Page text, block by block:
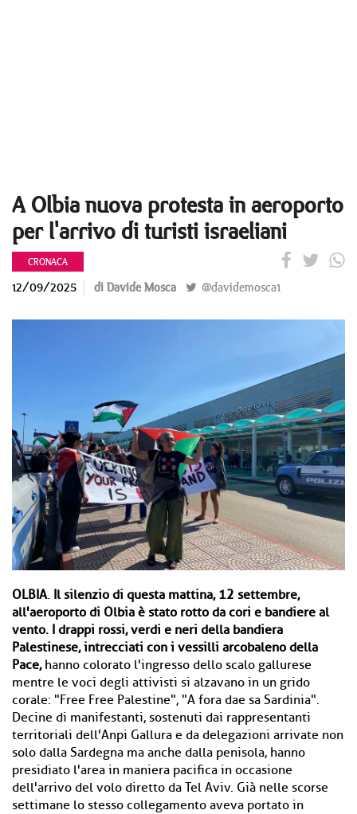
A Olbia nuova protesta in aeroporto
per l'arrivo di turisti israeliani
CRONACA
12/09/2025 di Davide Mosca @davidemosca1
OLBIA. Il silenzio di questa mattina, 12 settembre,
all'aeroporto di Olbia è stato rotto da cori e bandiere al
vento. I drappi rossi, verdi e neri della bandiera
Palestinese, intrecciati con i vessilli arcobaleno della
Pace, hanno colorato l'ingresso dello scalo gallurese
mentre le voci degli attivisti si alzavano in un grido
corale: "Free Free Palestine", "A fora dae sa Sardinia".
Decine di manifestanti, sostenuti dai rappresentanti
territoriali dell'Anpi Gallura e da delegazioni arrivate non
solo dalla Sardegna ma anche dalla penisola, hanno
presidiato l'area in maniera pacifica in occasione
dell'arrivo del volo diretto da Tel Aviv. Già nelle scorse
settimane lo stesso collegamento aveva portato in